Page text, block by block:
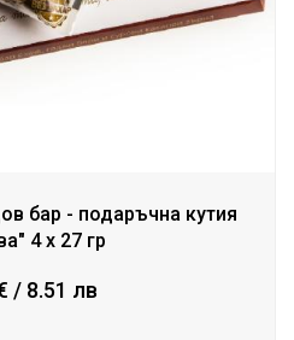
бар - подаръчна кутия
4 х 27 гр
/ 8.51 лв